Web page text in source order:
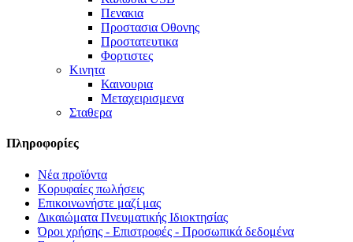
Πενακια
Προστασια Οθονης
Προστατευτικα
Φορτιστες
Κινητα
Καινουρια
Μεταχειρισμενα
Σταθερα
Πληροφορίες
Νέα προϊόντα
Κορυφαίες πωλήσεις
Επικοινωνήστε μαζί μας
Δικαιώματα Πνευματικής Ιδιοκτησίας
Όροι χρήσης - Επιστροφές - Προσωπικά δεδομένα